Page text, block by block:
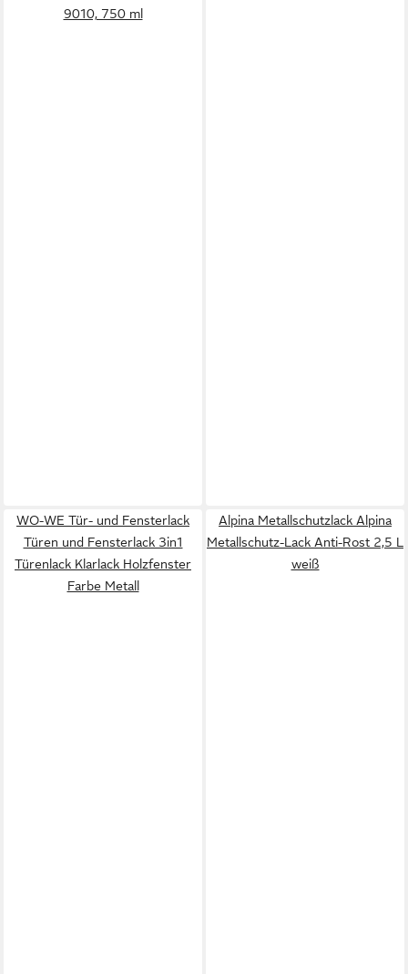
9010, 750 ml
WO-WE Tür- und Fensterlack
Türen und Fensterlack 3in1
Türenlack Klarlack Holzfenster
Farbe Metall
Alpina Metallschutzlack Alpina
Metallschutz-Lack Anti-Rost 2,5 L
weiß